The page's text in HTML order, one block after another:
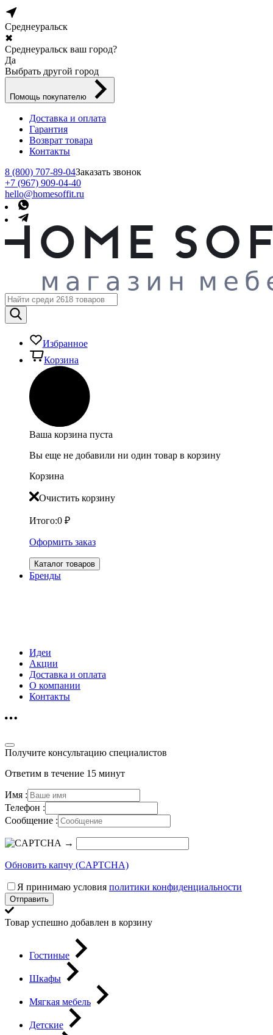
Среднеуральск
✖
Среднеуральск ваш город?
Да
Выбрать другой город
Помощь покупателю
Доставка и оплата
Гарантия
Возврат товара
Контакты
8 (800) 707-89-04Заказать звонок
+7 (967) 909-04-40
hello@homesoffit.ru
Избранное
Корзина
Ваша корзина пуста
Вы еще не добавили ни один товар в корзину
Корзина
Очистить корзину
Итого:0 ₽
Оформить заказ
Каталог товаров
Бренды
Идеи
Акции
Доставка и оплата
О компании
Контакты
Получите консультацию специалистов
Ответим в течение 15 минут
Имя :
Телефон :
Сообщение :
→
Обновить капчу (CAPTCHA)
Я принимаю условия политики конфиденциальности
Отправить
Товар успешно добавлен в корзину
Гостиные
Шкафы
Мягкая мебель
Детские